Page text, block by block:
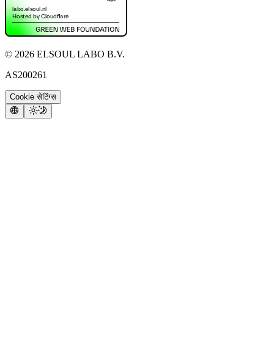
© 2026 ELSOUL LABO B.V.
AS200261
Cookie सेटिंग्स